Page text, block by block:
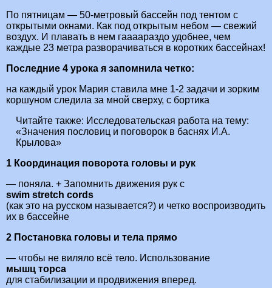
По пятницам — 50-метровый бассейн под тентом с
открытыми окнами. Как под открытым небом — свежий
воздух. И плавать в нем гаааараздо удобнее, чем
каждые 23 метра разворачиваться в коротких бассейнах!
Последние 4 урока я запомнила четко:
на каждый урок Мария ставила мне 1-2 задачи и зорким
коршуном следила за мной сверху, с бортика
Читайте также: Исследовательская работа на тему:
«Значения пословиц и поговорок в баснях И.А.
Крылова»
1 Координация поворота головы и рук
— поняла. + Запомнить движения рук с
swim stretch cords
(как это на русском называется?) и четко воспроизводить
их в бассейне
2 Постановка головы и тела прямо
— чтобы не виляло всё тело. Использование
мышц торса
для стабилизации и продвижения вперед.